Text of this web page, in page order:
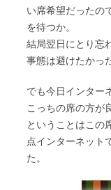
い席希望だったの
を待つか。
結局翌日にとり忘
事態は避けたかっ
でも今日インター
こっちの席の方が
ということはこの
点インターネット
た。